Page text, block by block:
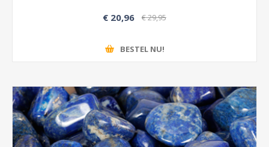
€ 20,96 € 29,95
BESTEL NU!